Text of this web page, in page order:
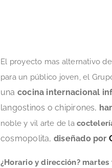
El proyecto mas alternativo de
para un público joven, el
una cocina internacional
langostinos o chipirones,
noble y vil arte de la
cosmopolita, diseñado por
¿Horario y dirección? martes